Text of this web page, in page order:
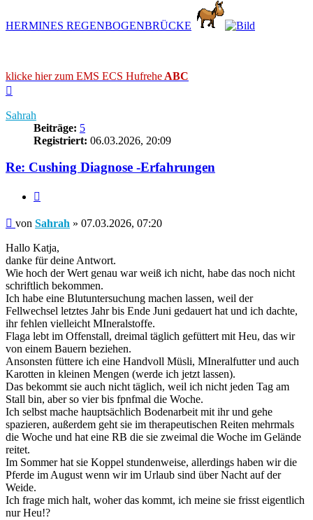
HERMINES REGENBOGENBRÜCKE
klicke hier zum EMS ECS Hufrehe ABC
Sahrah
Beiträge: 5
Registriert: 06.03.2026, 20:09
Re: Cushing Diagnose -Erfahrungen
Beitrag
von Sahrah » 07.03.2026, 07:20
Hallo Katja,
danke für deine Antwort.
Wie hoch der Wert genau war weiß ich nicht, habe das noch nicht
schriftlich bekommen.
Ich habe eine Blutuntersuchung machen lassen, weil der
Fellwechsel letztes Jahr bis Ende Juni gedauert hat und ich dachte,
ihr fehlen vielleicht MIneralstoffe.
Flaga lebt im Offenstall, dreimal täglich gefüttert mit Heu, das wir
von einem Bauern beziehen.
Ansonsten füttere ich eine Handvoll Müsli, MIneralfutter und auch
Karotten in kleinen Mengen (werde ich jetzt lassen).
Das bekommt sie auch nicht täglich, weil ich nicht jeden Tag am
Stall bin, aber so vier bis fpnfmal die Woche.
Ich selbst mache hauptsächlich Bodenarbeit mit ihr und gehe
spazieren, außerdem geht sie im therapeutischen Reiten mehrmals
die Woche und hat eine RB die sie zweimal die Woche im Gelände
reitet.
Im Sommer hat sie Koppel stundenweise, allerdings haben wir die
Pferde im August wenn wir im Urlaub sind über Nacht auf der
Weide.
Ich frage mich halt, woher das kommt, ich meine sie frisst eigentlich
nur Heu!?